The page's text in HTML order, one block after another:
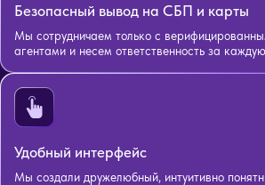
Безопасный вывод на СБП и карты
Мы сотрудничаем только с
агентами и несем ответственность за
Удобный интерфейс
Мы создали дружелюбный, интуитивно